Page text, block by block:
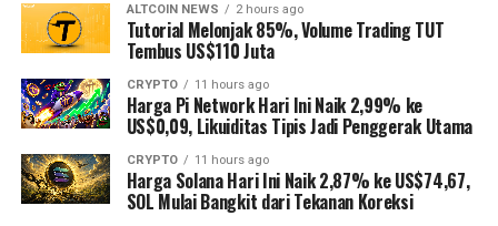
ALTCOIN NEWS 2 hours ago
Tutorial Melonjak 85%, Volume Trading TUT
Tembus US$110 Juta
CRYPTO 11 hours ago
Harga Pi Network Hari Ini Naik 2,99% ke
US$0,09, Likuiditas Tipis Jadi Penggerak Utama
CRYPTO 11 hours ago
Harga Solana Hari Ini Naik 2,87% ke US$74,67,
SOL Mulai Bangkit dari Tekanan Koreksi